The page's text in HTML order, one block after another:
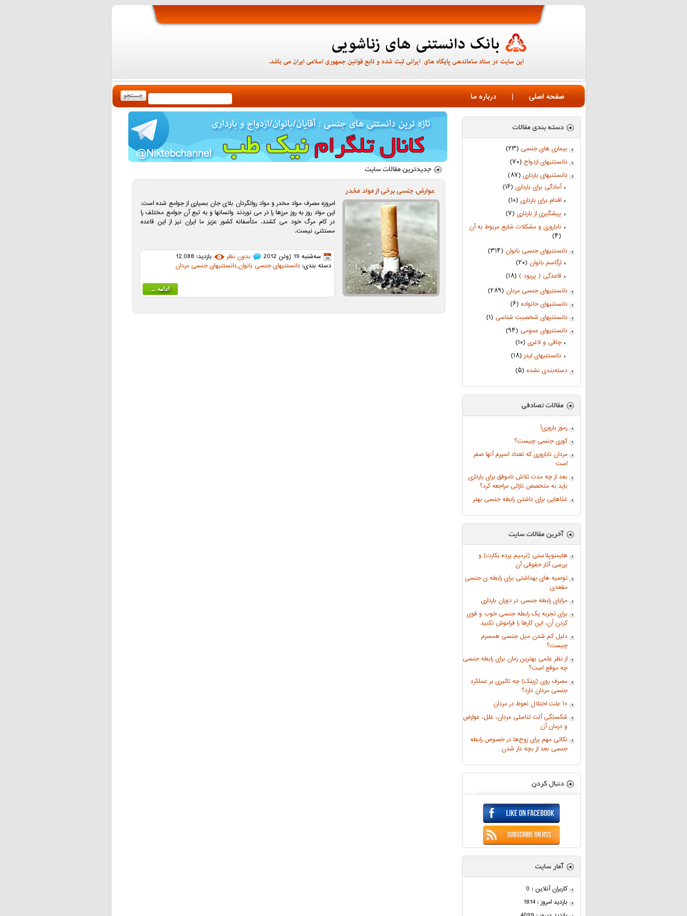
صفحه اصلی | درباره ما
بیماری های جنسی (۲۳)
دانستنیهای ازدواج (۷۰)
دانستنیهای بارداری (۸۷)
آمادگی برای بارداری (۱۶)
اقدام برای بارداری (۱۰)
پیشگیری از بارداری (۷)
ناباروری و مشکلات شایع مربوط به آن
(۴)
دانستنیهای جنسی بانوان (۳۱۴)
ارگاسم بانوان (۲۰)
قاعدگی ( پریود ) (۱۸)
دانستنیهای جنسی مردان (۲۸۹)
دانستنیهای خانواده (۶)
دانستنیهای شخصیت شناسی (۱)
دانستنیهای عمومی (۹۴)
چاقی و لاغری (۱۰)
دانستنیهای ایدز(۱۸)
دسته‌بندی نشده (۵)
رموز باروری!
کوری جنسی چیست؟
مردان ناباروری که تعداد اسپرم آنها صفر
است
بعد از چه مدت تلاش ناموفق برای بارداری
بايد به متخصص نازائی مراجعه كرد؟
غذاهایی برای داشتن رابطه جنسی بهتر
هایمنوپلاستی (ترمیم پرده بکارت) و
بررسی آثار حقوقی آن
توصیه های بهداشتی برای رابطه ی جنسی
مقعدی
مزایای رابطه جنسی در دوران بارداری
برای تجربه یک رابطه جنسی خوب و قوی
کردن آن، این کارها را فراموش نکنید
دلیل کم شدن میل جنسی همسرم
چیست؟
از نظر علمی بهترین زمان برای رابطه جنسی
چه موقع است؟
مصرف روی (زینک) چه تاثیری بر عملکرد
جنسی مردان دارد؟
۱۰ علت اختلال نعوظ در مردان
شکستگی آلت تناسلی مردان، علل، عوارض
و درمان آن
نکاتی مهم برای زوج‌ها در خصوص رابطه
جنسی بعد از بچه دار شدن
کاربران آنلاین : 0
بازدید امروز : 1814
عوارض جنسی برخی از مواد مخدر
امروزه مصرف مواد مخدر و مواد روانگردان بلای جان بسیاری از جوامع شده است.
این مواد روز به روز مرزها را در می نوردند وانسانها و به تبع آن جوامع مختلف را
در کام مرگ خود می کشند. متأسفانه کشور عزیز ما ایران نیز از این قاعده
مستثنی نیست.
سه‌شنبه 19 ژوئن 2012 بدون نظر
بازدید: 12,088
دسته بندی:دانستنیهای جنسی بانوان,دانستنیهای جنسی مردان